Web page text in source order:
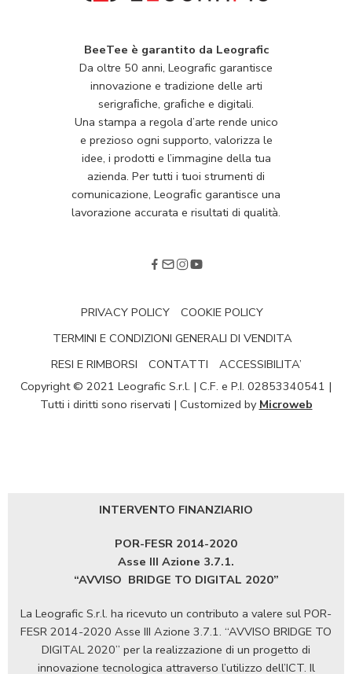
BeeTee è garantito da Leografic
Da oltre 50 anni, Leografic garantisce
innovazione e tradizione delle arti
serigraﬁche, graﬁche e digitali.
Una stampa a regola d’arte rende unico
e prezioso ogni supporto, valorizza le
idee, i prodotti e l’immagine della tua
azienda. Per tutti i tuoi strumenti di
comunicazione, Leograﬁc garantisce una
lavorazione accurata e risultati di qualità.
PRIVACY POLICY
COOKIE POLICY
TERMINI E CONDIZIONI GENERALI DI VENDITA
RESI E RIMBORSI
CONTATTI
ACCESSIBILITA’
Copyright © 2021 Leografic S.r.l. | C.F. e P.I. 02853340541 |
Tutti i diritti sono riservati | Customized by Microweb
INTERVENTO FINANZIARIO
POR-FESR 2014-2020
Asse III Azione 3.7.1.
“AVVISO BRIDGE TO DIGITAL 2020”
La Leografic S.r.l. ha ricevuto un contributo a valere sul POR-
FESR 2014-2020 Asse III Azione 3.7.1. “AVVISO BRIDGE TO
DIGITAL 2020” per la realizzazione di un progetto di
innovazione tecnologica attraverso l’utilizzo dell’ICT. Il